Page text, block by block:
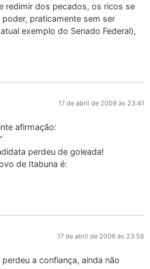
redimir dos pecados, os ricos se
praticamente sem ser
exemplo do Senado Federal),
17 de abril de 2009 às 23:41
afirmação:
perdeu de goleada!
de Itabuna é:
17 de abril de 2009 às 23:56
a confiança, ainda não